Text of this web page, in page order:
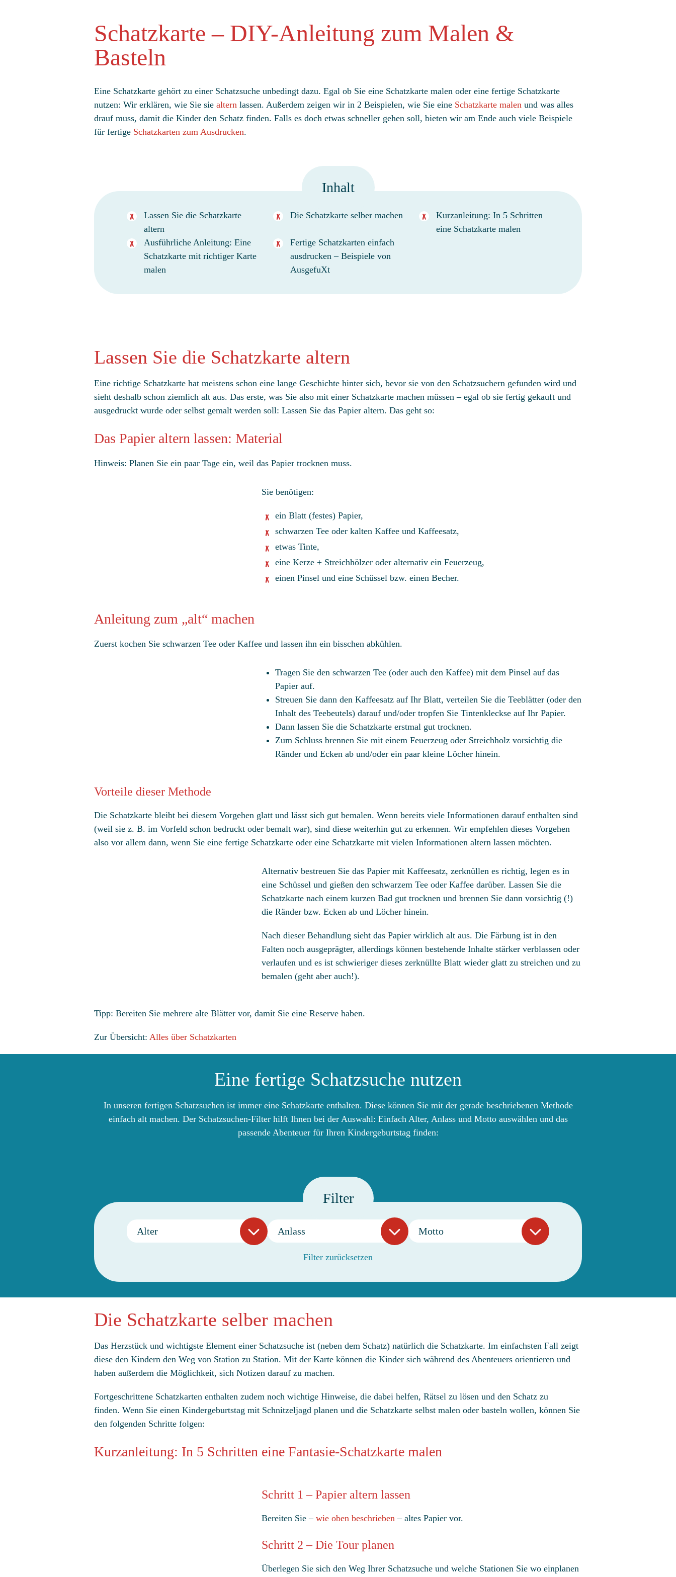
Schatzkarte – DIY-Anleitung zum Malen &
Basteln
Eine Schatzkarte gehört zu einer Schatzsuche unbedingt dazu. Egal ob Sie eine Schatzkarte malen oder eine fertige Schatzkarte
nutzen: Wir erklären, wie Sie sie altern lassen. Außerdem zeigen wir in 2 Beispielen, wie Sie eine Schatzkarte malen und was alles
drauf muss, damit die Kinder den Schatz finden. Falls es doch etwas schneller gehen soll, bieten wir am Ende auch viele Beispiele
für fertige Schatzkarten zum Ausdrucken.
Inhalt
Lassen Sie die Schatzkarte
altern
Die Schatzkarte selber machen
Kurzanleitung: In 5 Schritten
eine Schatzkarte malen
Ausführliche Anleitung: Eine
Schatzkarte mit richtiger Karte
malen
Fertige Schatzkarten einfach
ausdrucken – Beispiele von
AusgefuXt
Lassen Sie die Schatzkarte altern
Eine richtige Schatzkarte hat meistens schon eine lange Geschichte hinter sich, bevor sie von den Schatzsuchern gefunden wird und
sieht deshalb schon ziemlich alt aus. Das erste, was Sie also mit einer Schatzkarte machen müssen – egal ob sie fertig gekauft und
ausgedruckt wurde oder selbst gemalt werden soll: Lassen Sie das Papier altern. Das geht so:
Das Papier altern lassen: Material
Hinweis: Planen Sie ein paar Tage ein, weil das Papier trocknen muss.
Sie benötigen:
ein Blatt (festes) Papier,
schwarzen Tee oder kalten Kaffee und Kaffeesatz,
etwas Tinte,
eine Kerze + Streichhölzer oder alternativ ein Feuerzeug,
einen Pinsel und eine Schüssel bzw. einen Becher.
Anleitung zum „alt“ machen
Zuerst kochen Sie schwarzen Tee oder Kaffee und lassen ihn ein bisschen abkühlen.
Tragen Sie den schwarzen Tee (oder auch den Kaffee) mit dem Pinsel auf das
Papier auf.
Streuen Sie dann den Kaffeesatz auf Ihr Blatt, verteilen Sie die Teeblätter (oder den
Inhalt des Teebeutels) darauf und/oder tropfen Sie Tintenkleckse auf Ihr Papier.
Dann lassen Sie die Schatzkarte erstmal gut trocknen.
Zum Schluss brennen Sie mit einem Feuerzeug oder Streichholz vorsichtig die
Ränder und Ecken ab und/oder ein paar kleine Löcher hinein.
Vorteile dieser Methode
Die Schatzkarte bleibt bei diesem Vorgehen glatt und lässt sich gut bemalen. Wenn bereits viele Informationen darauf enthalten sind
(weil sie z. B. im Vorfeld schon bedruckt oder bemalt war), sind diese weiterhin gut zu erkennen. Wir empfehlen dieses Vorgehen
also vor allem dann, wenn Sie eine fertige Schatzkarte oder eine Schatzkarte mit vielen Informationen altern lassen möchten.
Alternativ bestreuen Sie das Papier mit Kaffeesatz, zerknüllen es richtig, legen es in
eine Schüssel und gießen den schwarzem Tee oder Kaffee darüber. Lassen Sie die
Schatzkarte nach einem kurzen Bad gut trocknen und brennen Sie dann vorsichtig (!)
die Ränder bzw. Ecken ab und Löcher hinein.
Nach dieser Behandlung sieht das Papier wirklich alt aus. Die Färbung ist in den
Falten noch ausgeprägter, allerdings können bestehende Inhalte stärker verblassen oder
verlaufen und es ist schwieriger dieses zerknüllte Blatt wieder glatt zu streichen und zu
bemalen (geht aber auch!).
Tipp: Bereiten Sie mehrere alte Blätter vor, damit Sie eine Reserve haben.
Zur Übersicht: Alles über Schatzkarten
Eine fertige Schatzsuche nutzen
In unseren fertigen Schatzsuchen ist immer eine Schatzkarte enthalten. Diese können Sie mit der gerade beschriebenen Methode
einfach alt machen. Der Schatzsuchen-Filter hilft Ihnen bei der Auswahl: Einfach Alter, Anlass und Motto auswählen und das
passende Abenteuer für Ihren Kindergeburtstag finden:
Filter
Alter Anlass Motto
Filter zurücksetzen
Die Schatzkarte selber machen
Das Herzstück und wichtigste Element einer Schatzsuche ist (neben dem Schatz) natürlich die Schatzkarte. Im einfachsten Fall zeigt
diese den Kindern den Weg von Station zu Station. Mit der Karte können die Kinder sich während des Abenteuers orientieren und
haben außerdem die Möglichkeit, sich Notizen darauf zu machen.
Fortgeschrittene Schatzkarten enthalten zudem noch wichtige Hinweise, die dabei helfen, Rätsel zu lösen und den Schatz zu
finden. Wenn Sie einen Kindergeburtstag mit Schnitzeljagd planen und die Schatzkarte selbst malen oder basteln wollen, können Sie
den folgenden Schritte folgen:
Kurzanleitung: In 5 Schritten eine Fantasie-Schatzkarte malen
Schritt 1 – Papier altern lassen
Bereiten Sie – wie oben beschrieben – altes Papier vor.
Schritt 2 – Die Tour planen
Überlegen Sie sich den Weg Ihrer Schatzsuche und welche Stationen Sie wo einplanen